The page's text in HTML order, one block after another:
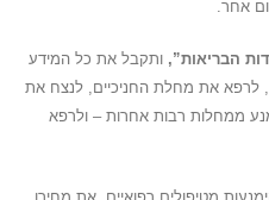
אחר.
הבריאות”, ותקבל את כל המידע
לרפא את מחלת החניכיים, לנצח את
ממחלות רבות אחרות – ולרפא